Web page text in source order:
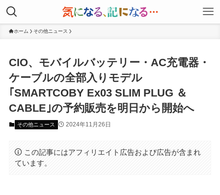
ホーム その他ニュース
CIO、モバイルバッテリー・AC充電器・
ケーブルの全部入りモデル
｢SMARTCOBY Ex03 SLIM PLUG ＆
CABLE｣の予約販売を明日から開始へ
その他ニュース 2024年11月26日
この記事にはアフィリエイト広告および広告が含まれ
ています。